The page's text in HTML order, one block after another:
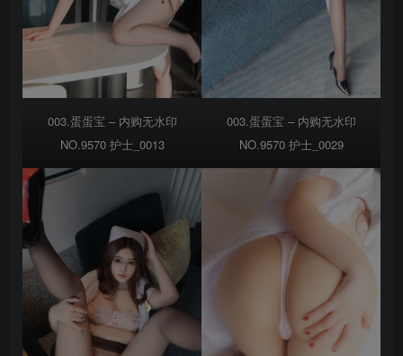
003.蛋蛋宝 – 内购无水印
NO.9570 护士_0013
003.蛋蛋宝 – 内购无水印
NO.9570 护士_0029